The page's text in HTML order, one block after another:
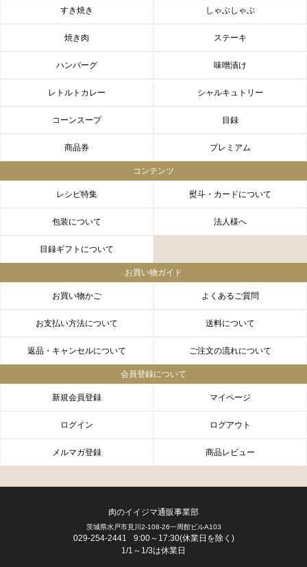
FACEBOOK twitter instagram
すき焼き しゃぶしゃぶ
焼き肉 ステーキ
ハンバーグ 味噌漬け
レトルトカレー シャルキュトリー
コーンスープ 目録
商品券 プレミアム
コンテンツ
レシピ特集 熨斗・カードについて
包装について 法人様へ
目録ギフトについて
お買い物ガイド
お買い物かご よくあるご質問
お支払い方法について 送料について
返品・キャンセルについて ご注文の流れについて
会員登録について
新規会員登録 マイページ
ログイン ログアウト
メルマガ登録 商品レビュー
肉のイイジマ通販事業部
茨城県水戸市見川2-108-26一周館ビルA103
029-254-2441
9:00～17:30(休業日を除く)
1/1～1/3は休業日